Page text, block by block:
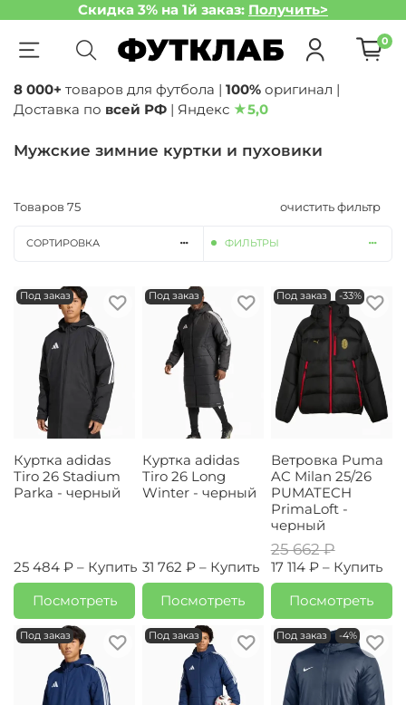
Скидка 3% на 1й заказ: Получить>
0
8 000+ товаров для футбола | 100% оригинал |
Доставка по всей РФ | Яндекс ★5,0
Мужские зимние куртки и пуховики
Товаров 75 очистить фильтр
СОРТИРОВКА ФИЛЬТРЫ
Под заказ
Куртка adidas
Tiro 26 Stadium
Parka - черный
25 484 ₽ – Купить
Посмотреть
Под заказ
Куртка adidas
Tiro 26 Long
Winter - черный
31 762 ₽ – Купить
Посмотреть
Под заказ -33%
Ветровка Puma
AC Milan 25/26
PUMATECH
PrimaLoft -
черный
25 662 ₽
17 114 ₽ – Купить
Посмотреть
Под заказ Под заказ Под заказ -4%